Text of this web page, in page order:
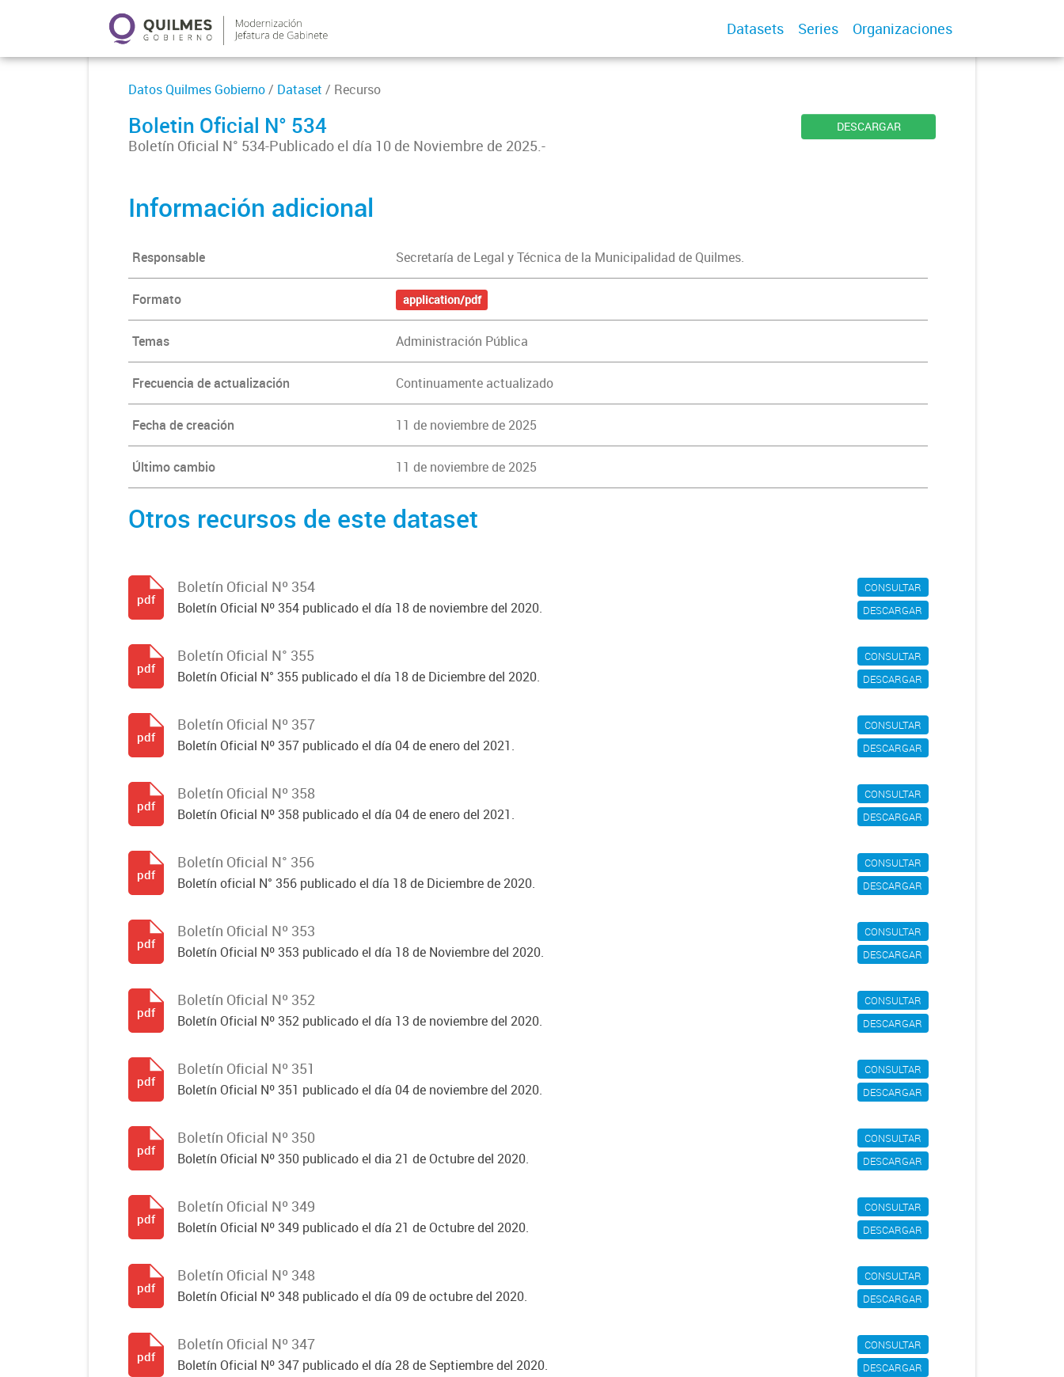
Datasets Series Organizaciones
Datos Quilmes Gobierno/ Dataset / Recurso
Boletin Oficial N° 534
Boletín Oficial N° 534-Publicado el día 10 de Noviembre de 2025.-
DESCARGAR
Información adicional
Responsable Secretaría de Legal y Técnica de la Municipalidad de Quilmes.
Formato application/pdf
Temas Administración Pública
Frecuencia de actualización Continuamente actualizado
Fecha de creación 11 de noviembre de 2025
Último cambio 11 de noviembre de 2025
Otros recursos de este dataset
CONSULTAR
DESCARGAR
Boletín Oficial Nº 354
Boletín Oficial Nº 354 publicado el día 18 de noviembre del 2020.
pdf
CONSULTAR
DESCARGAR
Boletín Oficial N° 355
Boletín Oficial N° 355 publicado el día 18 de Diciembre del 2020.
pdf
CONSULTAR
DESCARGAR
Boletín Oficial Nº 357
Boletín Oficial Nº 357 publicado el día 04 de enero del 2021.
pdf
CONSULTAR
DESCARGAR
Boletín Oficial Nº 358
Boletín Oficial Nº 358 publicado el día 04 de enero del 2021.
pdf
CONSULTAR
DESCARGAR
Boletín Oficial N° 356
Boletín oficial N° 356 publicado el día 18 de Diciembre de 2020.
pdf
CONSULTAR
DESCARGAR
Boletín Oficial Nº 353
Boletín Oficial Nº 353 publicado el día 18 de Noviembre del 2020.
pdf
CONSULTAR
DESCARGAR
Boletín Oficial Nº 352
Boletín Oficial Nº 352 publicado el día 13 de noviembre del 2020.
pdf
CONSULTAR
DESCARGAR
Boletín Oficial Nº 351
Boletín Oficial Nº 351 publicado el día 04 de noviembre del 2020.
pdf
CONSULTAR
DESCARGAR
Boletín Oficial Nº 350
Boletín Oficial Nº 350 publicado el dia 21 de Octubre del 2020.
pdf
CONSULTAR
DESCARGAR
Boletín Oficial Nº 349
Boletín Oficial Nº 349 publicado el día 21 de Octubre del 2020.
pdf
CONSULTAR
DESCARGAR
Boletín Oficial Nº 348
Boletín Oficial Nº 348 publicado el día 09 de octubre del 2020.
pdf
CONSULTAR
DESCARGAR
Boletín Oficial Nº 347
Boletín Oficial Nº 347 publicado el día 28 de Septiembre del 2020.
pdf